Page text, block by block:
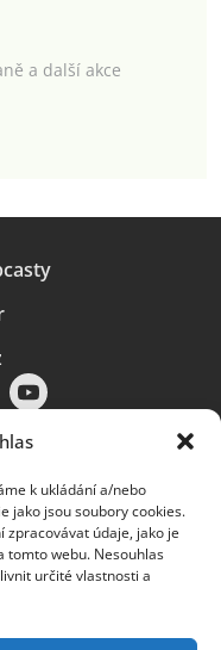
k ukládání a/nebo
jako jsou soubory cookies.
údaje, jako je
tomto webu. Nesouhlas
určité vlastnosti a
a další akce
|Soubory cookies |
.
sítě členských
Deloitte“). Společnost DTTL